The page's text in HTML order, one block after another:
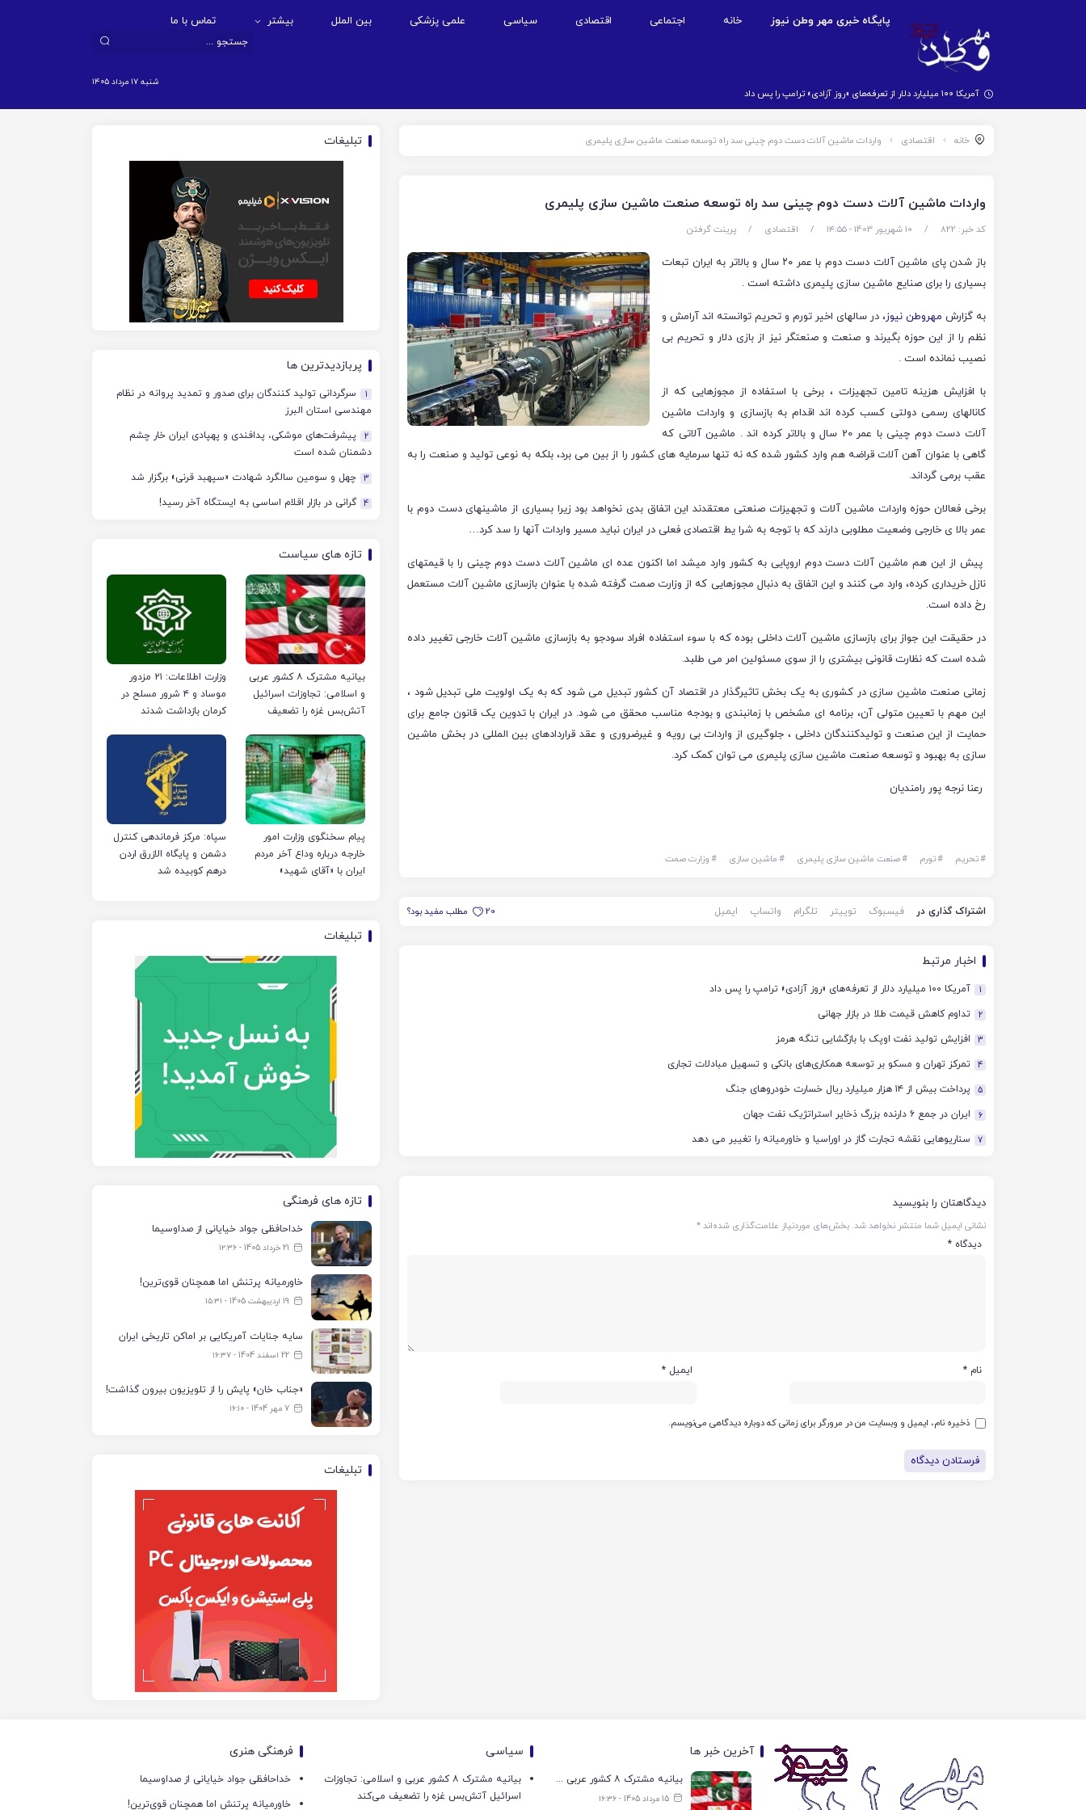
پایگاه خبری مهر وطن نیوز خانه اجتماعی اقتصادی سیاسی علمی پزشکی بین الملل بیشتر تماس با ما
شنبه ۱۷ مرداد ۱۴۰۵
آمریکا ۱۰۰ میلیارد دلار از تعرفه‌های «روز آزادی» ترامپ را پس داد
خانه اقتصادی واردات ماشین آلات دست دوم چینی سد راه توسعه صنعت ماشین سازی پلیمری
واردات ماشین آلات دست دوم چینی سد راه توسعه صنعت ماشین سازی پلیمری
کد خبر: 822 / 10 شهریور 1403 - ۱۴:۵۵ / اقتصادی / پرینت گرفتن
باز شدن پای ماشین آلات دست دوم با عمر ٢٠ سال و بالاتر به ایران تبعات
بسیاری را برای صنایع ماشین سازی پلیمری داشته است .
به گزارش مهروطن نیوز، در سالهای اخیر تورم و تحریم توانسته اند آرامش و
نظم را از این حوزه بگیرند و صنعت و صنعتگر نیز از بازی دلار و تحریم بی
نصیب نمانده است .
با افزایش هزینه تامین تجهیزات ، برخی با استفاده از مجوزهایی که از
کانالهای رسمی دولتی کسب کرده اند اقدام به بازسازی و واردات ماشین
آلات دست دوم چینی با عمر 20 سال و بالاتر کرده اند . ماشین آلاتی که
گاهی با عنوان آهن آلات قراضه هم وارد کشور شده که نه تنها سرمایه های کشور را از بین می برد، بلکه به نوعی تولید و صنعت را به
عقب برمی گرداند.
برخی فعالان حوزه واردات ماشین آلات و تجهیزات صنعتی معتقدند این اتفاق بدی نخواهد بود زیرا بسیاری از ماشینهای دست دوم با
عمر بالا ی خارجی وضعیت مطلوبی دارند که با توجه به شرا یط اقتصادی فعلی در ایران نباید مسیر واردات آنها را سد کرد…
پیش از این هم ماشین آلات دست دوم اروپایی به کشور وارد میشد اما اکنون عده ای ماشین آلات دست دوم چینی را با قیمتهای
نازل خریداری کرده، وارد می کنند و این اتفاق به دنبال مجوزهایی که از وزارت صمت گرفته شده با عنوان بازسازی ماشین آلات مستعمل
رخ داده است.
در حقیقت این جواز برای بازسازی ماشین آلات داخلی بوده که با سوء استفاده افراد سودجو به بازسازی ماشین آلات خارجی تغییر داده
شده است که نظارت قانونی بیشتری را از سوی مسئولین امر می طلبد.
زمانی صنعت ماشین سازی در کشوری به یک بخش تاثیرگذار در اقتصاد آن کشور تبدیل می شود که به یک اولویت ملی تبدیل شود ،
این مهم با تعیین متولی آن، برنامه ای مشخص با زمانبندی و بودجه مناسب محقق می شود. در ایران با تدوین یک قانون جامع برای
حمایت از این صنعت و تولیدکنندگان داخلی ، جلوگیری از واردات بی رویه و غیرضروری و عقد قراردادهای بین المللی در بخش ماشین
سازی به بهبود و توسعه صنعت ماشین سازی پلیمری می توان کمک کرد.
رعنا نرجه پور رامندیان
#تحریم #تورم #صنعت ماشین سازی پلیمری #ماشین سازی #وزارت صمت
اشتراک گذاری در فیسبوک توییتر تلگرام واتساپ ایمیل 20 مطلب مفید بود؟
اخبار مرتبط
1 آمریکا ۱۰۰ میلیارد دلار از تعرفه‌های «روز آزادی» ترامپ را پس داد
2 تداوم کاهش قیمت طلا در بازار جهانی
3 افزایش تولید نفت اوپک با بازگشایی تنگه هرمز
4 تمرکز تهران و مسکو بر توسعه همکاری‌های بانکی و تسهیل مبادلات تجاری
5 پرداخت بیش از ۱۴ هزار میلیارد ریال خسارت خودروهای جنگ
6 ایران در جمع ۶ دارنده بزرگ ذخایر استراتژیک نفت جهان
7 سناریوهایی نقشه تجارت گاز در اوراسیا و خاورمیانه را تغییر می دهد
دیدگاهتان را بنویسید
نشانی ایمیل شما منتشر نخواهد شد. بخش‌های موردنیاز علامت‌گذاری شده‌اند*
دیدگاه *
نام * ایمیل *
ذخیره نام، ایمیل و وبسایت من در مرورگر برای زمانی که دوباره دیدگاهی می‌نویسم.
تبلیغات
پربازدیدترین ها
1
سرگردانی تولید کنندگان برای صدور و تمدید پروانه در نظام
مهندسی استان البرز
2
پیشرفت‌های موشکی، پدافندی و پهپادی ایران خار چشم
دشمنان شده است
3 چهل‌ و سومین سالگرد شهادت «سپهبد قرنی» برگزار شد
4 گرانی در بازار اقلام اساسی به ایستگاه آخر رسید!
تازه های سیاست
بیانیه مشترک ۸ کشور عربی
و اسلامی: تجاوزات اسرائیل
آتش‌بس غزه را تضعیف
وزارت اطلاعات: ۲۱ مزدور
موساد و ۴ شرور مسلح در
کرمان بازداشت شدند
پیام سخنگوی وزارت امور
خارجه درباره وداع آخر مردم
ایران با «آقای شهید»
سپاه: مرکز فرماندهی کنترل
دشمن و پایگاه الازرق اردن
درهم کوبیده شد
تبلیغات
تازه های فرهنگی
خداحافظی جواد خیایانی از صداوسیما
21 خرداد 1405 - ۱۲:۳۶
خاورمیانه پرتنش اما همچنان قوی‌ترین!
19 اردیبهشت 1405 - ۱۵:۳۱
سایه جنایات آمریکایی بر اماکن تاریخی ایران
22 اسفند 1404 - ۱۶:۳۷
«جناب خان» پایش را از تلویزیون بیرون گذاشت!
7 مهر 1404 - ۱۶:۱۰
تبلیغات
آخرین خبر ها
بیانیه مشترک ۸ کشور عربی و اسلامی: تجاوزات اسرائیل آتش‌بس غزه را تضعیف می‌کند
15 مرداد 1405 - ۱۶:۳۶
سیاسی
بیانیه مشترک ۸ کشور عربی و اسلامی: تجاوزات
اسرائیل آتش‌بس غزه را تضعیف می‌کند
فرهنگی هنری
خداحافظی جواد خیایانی از صداوسیما
خاورمیانه پرتنش اما همچنان قوی‌ترین!